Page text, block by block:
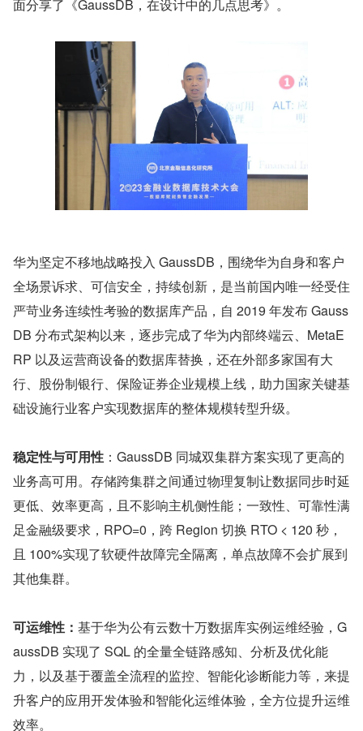
面分享了《GaussDB，在设计中的几点思考》。
华为坚定不移地战略投入 GaussDB，围绕华为自身和客户
全场景诉求、可信安全，持续创新，是当前国内唯一经受住
严苛业务连续性考验的数据库产品，自 2019 年发布 Gauss
DB 分布式架构以来，逐步完成了华为内部终端云、MetaE
RP 以及运营商设备的数据库替换，还在外部多家国有大
行、股份制银行、保险证券企业规模上线，助力国家关键基
础设施行业客户实现数据库的整体规模转型升级。
稳定性与可用性 ：GaussDB 同城双集群方案实现了更高的
业务高可用。存储跨集群之间通过物理复制让数据同步时延
更低、效率更高，且不影响主机侧性能；一致性、可靠性满
足金融级要求，RPO=0，跨 Region 切换 RTO < 120 秒，
且 100%实现了软硬件故障完全隔离，单点故障不会扩展到
其他集群。
可运维性： 基于华为公有云数十万数据库实例运维经验，G
aussDB 实现了 SQL 的全量全链路感知、分析及优化能
力，以及基于覆盖全流程的监控、智能化诊断能力等，来提
升客户的应用开发体验和智能化运维体验，全方位提升运维
效率。